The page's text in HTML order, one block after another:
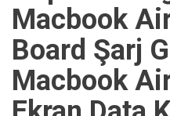
Macbook
Board Şarj
Macbook